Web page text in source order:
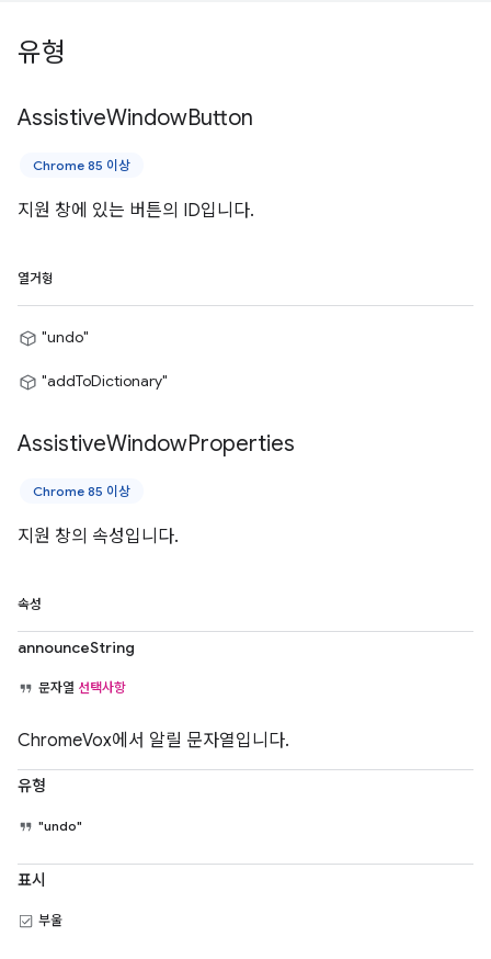
유형
AssistiveWindowButton
Chrome 85 이상
지원 창에 있는 버튼의 ID입니다.
열거형
"undo"
"addToDictionary"
AssistiveWindowProperties
Chrome 85 이상
지원 창의 속성입니다.
속성
announceString
문자열 선택사항
ChromeVox에서 알릴 문자열입니다.
유형
"undo"
표시
부울